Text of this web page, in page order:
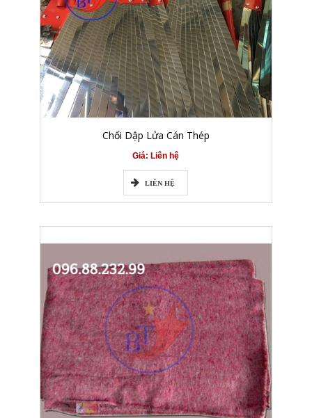
Chổi Dập Lửa Cán Thép
Giá: Liên hệ
LIÊN HỆ